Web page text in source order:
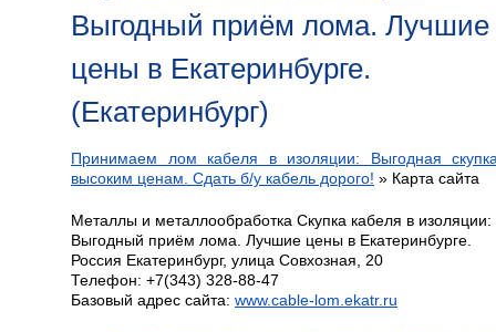
Выгодный приём лома. Лучшие
цены в Екатеринбурге.
(Екатеринбург)
Принимаем лом кабеля в изоляции: Выгодная
высоким ценам. Сдать б/у кабель дорого! » Карта сайта
Металлы и металлообработка Скупка кабеля в изоляции:
Выгодный приём лома. Лучшие цены в Екатеринбурге.
Россия Екатеринбург, улица Совхозная, 20
Телефон: +7(343) 328-88-47
Базовый адрес сайта: www.cable-lom.ekatr.ru